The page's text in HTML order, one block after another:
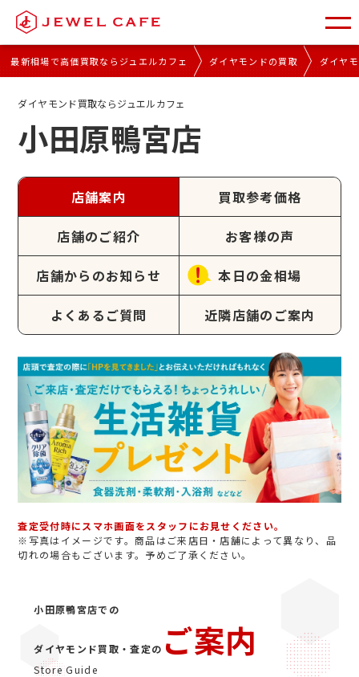
最新相場で高価買取ならジュエルカフェ ダイヤモンドの買取 ダイヤ
ダイヤモンド買取ならジュエルカフェ
小田原鴨宮店
店舗案内 買取参考価格
店舗のご紹介 お客様の声
店舗からのお知らせ 本日の金相場
よくあるご質問 近隣店舗のご案内
査定受付時にスマホ画面をスタッフにお見せください。
※写真はイメージです。商品はご来店日・店舗によって異なり、品
切れの場合もございます。予めご了承ください。
小田原鴨宮店での
ダイヤモンド買取・査定の ご案内
Store Guide